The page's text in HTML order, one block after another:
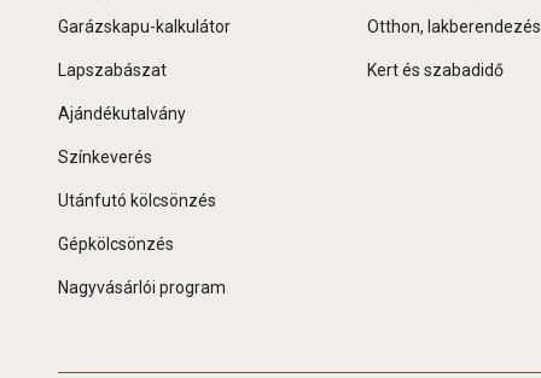
Garázskapu-kalkulátor
Lapszabászat
Ajándékutalvány
Színkeverés
Utánfutó kölcsönzés
Gépkölcsönzés
Nagyvásárlói program
Otthon, lakberendezés
Kert és szabadidő